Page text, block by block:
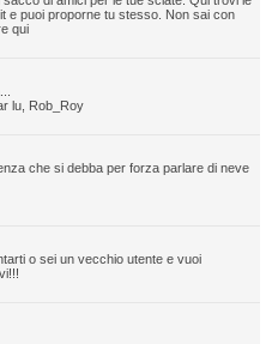
e puoi proporne tu stesso. Non sai con
qui
lu Rob_Roy
che si debba per forza parlare di neve
o sei un vecchio utente e vuoi